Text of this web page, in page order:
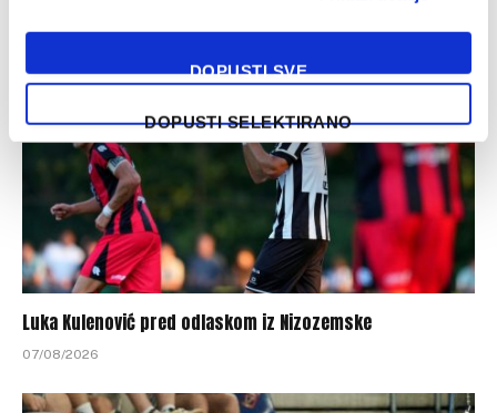
DOPUSTI SVE
DOPUSTI SELEKTIRANO
Luka Kulenović pred odlaskom iz Nizozemske
07/08/2026